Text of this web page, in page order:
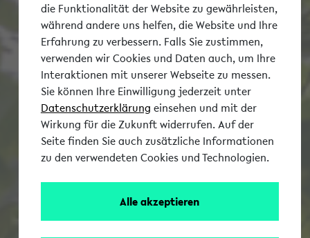
die Funktionalität der Website zu gewährleisten,
während andere uns helfen, die Website und Ihre
Erfahrung zu verbessern. Falls Sie zustimmen,
verwenden wir Cookies und Daten auch, um Ihre
Interaktionen mit unserer Webseite zu messen.
Sie können Ihre Einwilligung jederzeit unter
Datenschutzerklärung einsehen und mit der
Wirkung für die Zukunft widerrufen. Auf der
Seite finden Sie auch zusätzliche Informationen
zu den verwendeten Cookies und Technologien.
Alle akzeptieren